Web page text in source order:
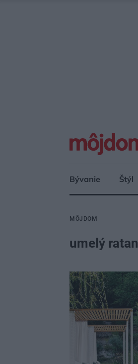
Bývanie Štýl
MÔJDOM
umelý ratan